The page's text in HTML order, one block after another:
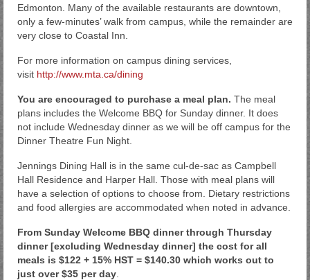
Edmonton. Many of the available restaurants are downtown,
only a few-minutes’ walk from campus, while the remainder are
very close to Coastal Inn.
For more information on campus dining services,
visit http://www.mta.ca/dining
You are encouraged to purchase a meal plan. The meal
plans includes the Welcome BBQ for Sunday dinner. It does
not include Wednesday dinner as we will be off campus for the
Dinner Theatre Fun Night.
Jennings Dining Hall is in the same cul-de-sac as Campbell
Hall Residence and Harper Hall. Those with meal plans will
have a selection of options to choose from. Dietary restrictions
and food allergies are accommodated when noted in advance.
From Sunday Welcome BBQ dinner through Thursday
dinner [excluding Wednesday dinner] the cost for all
meals is $122 + 15% HST = $140.30 which works out to
just over $35 per day